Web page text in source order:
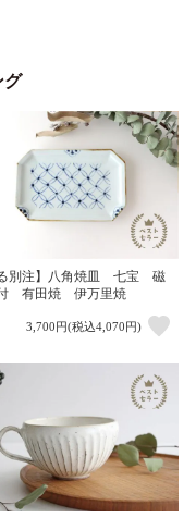
グ
る別注】八角焼皿 七宝 磁
有田焼 伊万里焼
3,700円(税込4,070円)